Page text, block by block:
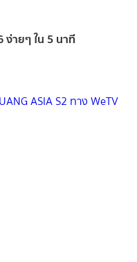
ง่ายๆ ใน 5 นาที